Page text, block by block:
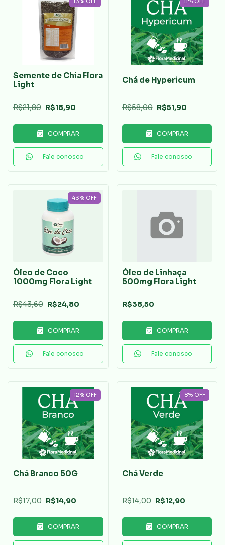
Semente de Chia Flora
Light
R$21,80 R$18,90
COMPRAR
Fale conosco
Chá de Hypericum
R$58,00 R$51,90
COMPRAR
Fale conosco
43% OFF
Óleo de Coco
1000mg Flora Light
R$43,60 R$24,80
COMPRAR
Fale conosco
Óleo de Linhaça
500mg Flora Light
R$38,50
COMPRAR
Fale conosco
12% OFF
Chá Branco 50G
R$17,00 R$14,90
COMPRAR
8% OFF
Chá Verde
R$14,00 R$12,90
COMPRAR